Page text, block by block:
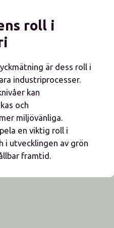
roll i
är dess roll i
industriprocesser.
kan
och
miljövänliga.
en viktig roll i
i utvecklingen av grön
framtid.